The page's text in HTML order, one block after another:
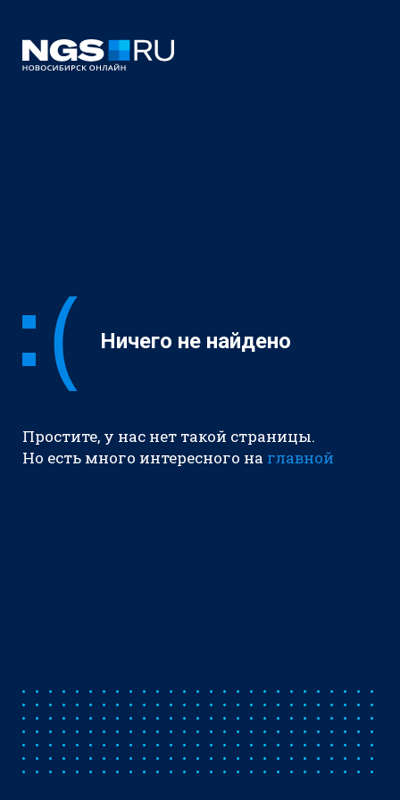
Ничего не найдено
Простите, у нас нет такой страницы.
Но есть много интересного на главной